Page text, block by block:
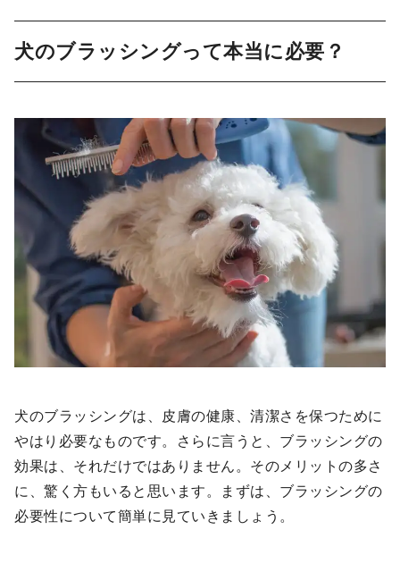
犬のブラッシングって本当に必要？
犬のブラッシングは、皮膚の健康、清潔さを保つために
やはり必要なものです。さらに言うと、ブラッシングの
効果は、それだけではありません。そのメリットの多さ
に、驚く方もいると思います。まずは、ブラッシングの
必要性について簡単に見ていきましょう。